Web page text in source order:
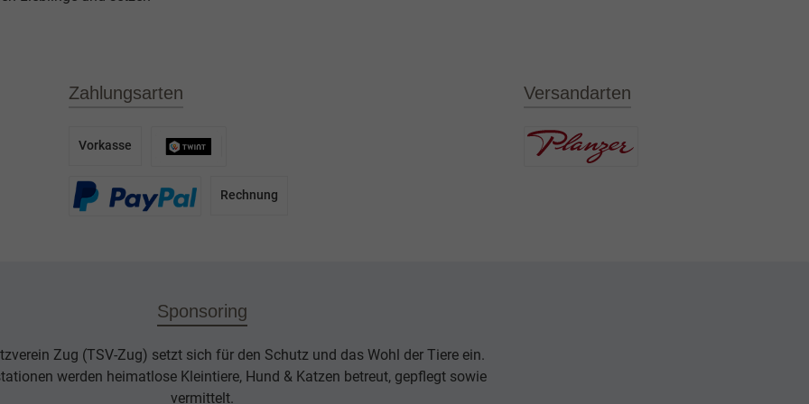
Zahlungsarten
Vorkasse
Rechnung
Versandarten
Sponsoring
Zug (TSV-Zug) setzt sich für den Schutz und das Wohl der Tiere ein.
werden heimatlose Kleintiere, Hund & Katzen betreut, gepflegt sowie
vermittelt.